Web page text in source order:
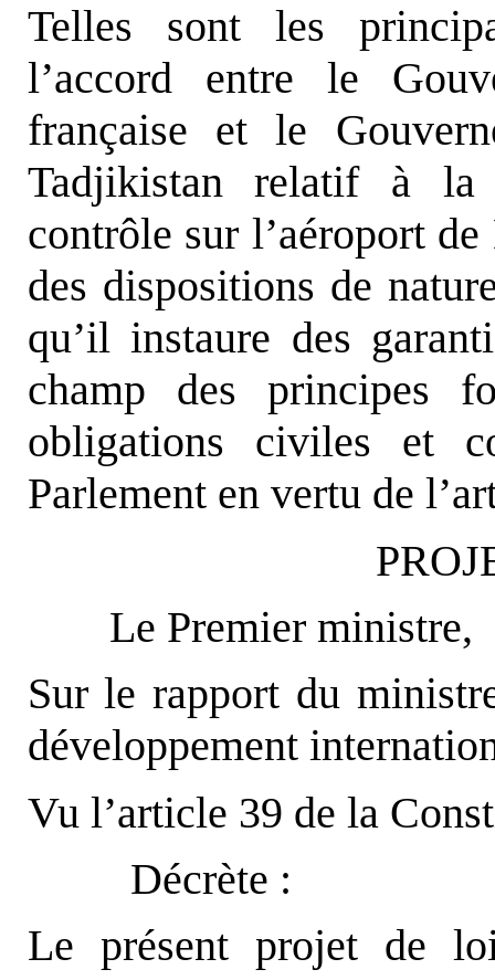
Telles sont les
l’accord entre le
française et le
Tadjikistan relatif à la
contrôle sur l’aéroport
des dispositions de
qu’il instaure des
champ des principes
obligations civiles et
Parlement en vertu de
Le Premier ministre,
Sur le rapport du
développement
Vu l’article 39 de la
Décrète :
Le présent projet de